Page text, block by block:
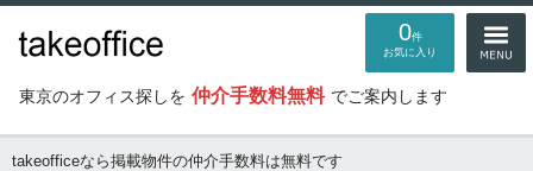
東京のオフィス探しを 仲介手数料無料 でご案内します
0件
お気に入り
takeofficeなら掲載物件の仲介手数料は無料です